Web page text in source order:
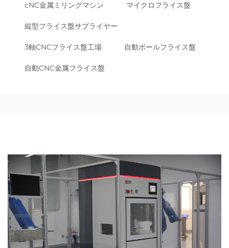
cNC金属ミリングマシン マイクロフライス盤
縦型フライス盤サプライヤー
3軸CNCフライス盤工場 自動ボールフライス盤
自動CNC金属フライス盤